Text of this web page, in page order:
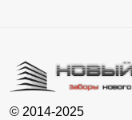
© 2014-2025